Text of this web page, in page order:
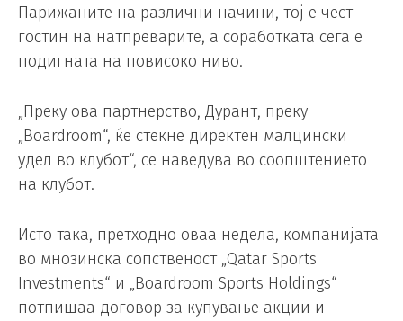
Парижаните на различни начини, тој е чест
гостин на натпреварите, а соработката сега е
подигната на повисоко ниво.
„Преку ова партнерство, Дурант, преку
„Boardroom“, ќе стекне директен малцински
удел во клубот“, се наведува во соопштението
на клубот.
Исто така, претходно оваа недела, компанијата
во мнозинска сопственост „Qatar Sports
Investments“ и „Boardroom Sports Holdings“
потпишаа договор за купување акции и